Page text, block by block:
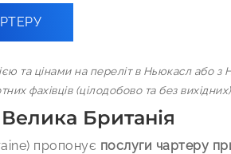
та цінами на переліт в Ньюкасл або з
фахівців (цілодобово та без
Британія
пропонує послуги чартеру